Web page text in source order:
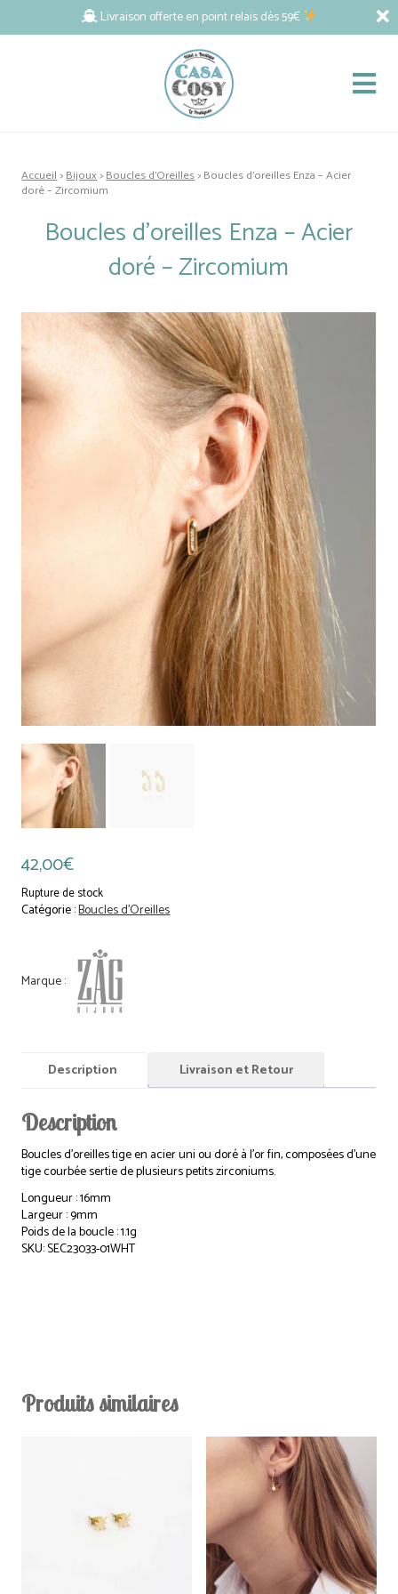
Livraison offerte en point relais dès 59€
Accueil>Bijoux>Boucles d'Oreilles> Boucles d’oreilles Enza – Acier
doré – Zircomium
Boucles d’oreilles Enza – Acier
doré – Zircomium
42,00€
Rupture de stock
Catégorie :Boucles d'Oreilles
Description Livraison et Retour
Description
Boucles d’oreilles tige en acier uni ou doré à l’or fin, composées d’une
tige courbée sertie de plusieurs petits zirconiums.
Longueur : 16mm
Largeur : 9mm
Poids de la boucle : 1.1g
SKU: SEC23033-01WHT
Produits similaires